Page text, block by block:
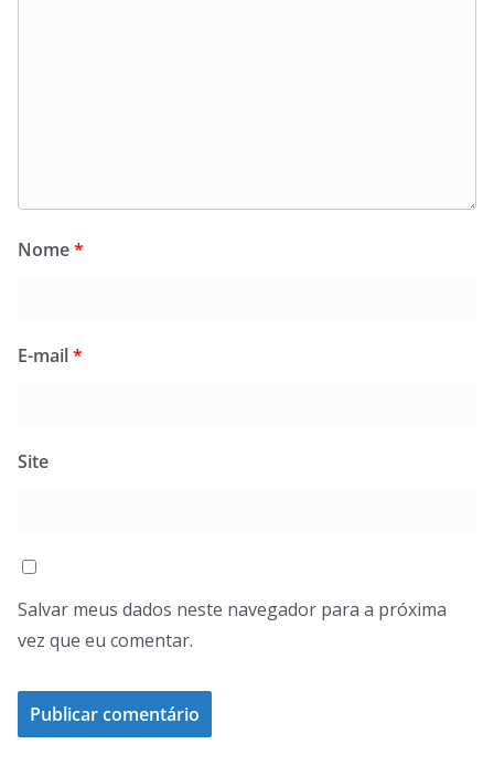
Nome*
E-mail*
Site
Salvar meus dados neste navegador para a próxima
vez que eu comentar.